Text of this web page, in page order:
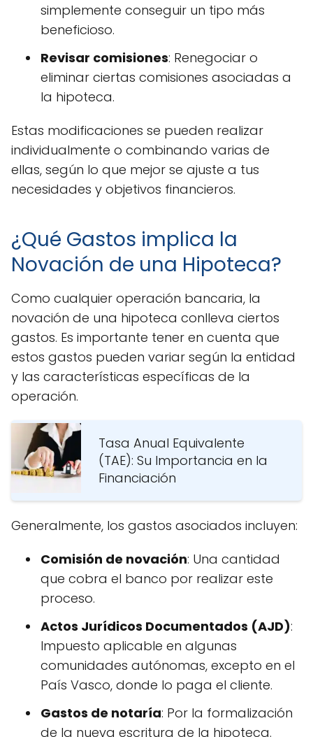
simplemente conseguir un tipo más
beneficioso.
Revisar comisiones: Renegociar o
eliminar ciertas comisiones asociadas a
la hipoteca.
Estas modificaciones se pueden realizar
individualmente o combinando varias de
ellas, según lo que mejor se ajuste a tus
necesidades y objetivos financieros.
¿Qué Gastos implica la
Novación de una Hipoteca?
Como cualquier operación bancaria, la
novación de una hipoteca conlleva ciertos
gastos. Es importante tener en cuenta que
estos gastos pueden variar según la entidad
y las características específicas de la
operación.
Tasa Anual Equivalente
(TAE): Su Importancia en la
Financiación
Generalmente, los gastos asociados incluyen:
Comisión de novación: Una cantidad
que cobra el banco por realizar este
proceso.
Actos Jurídicos Documentados (AJD):
Impuesto aplicable en algunas
comunidades autónomas, excepto en el
País Vasco, donde lo paga el cliente.
Gastos de notaría: Por la formalización
de la nueva escritura de la hipoteca.